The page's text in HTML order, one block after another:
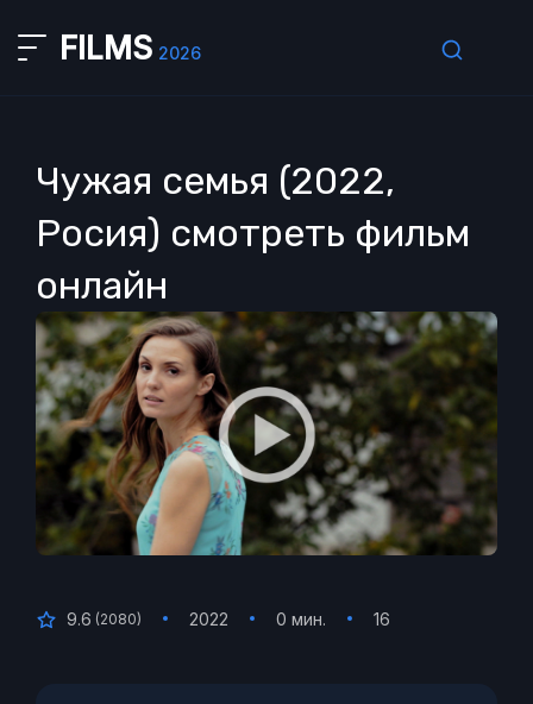
FILMS 2026
Чужая семья (2022,
Росия) смотреть фильм
онлайн
9.6 (2080) 2022 0 мин. 16